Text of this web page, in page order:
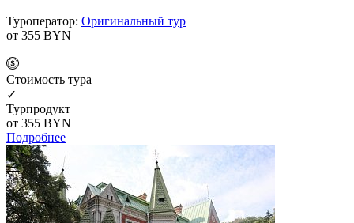
Туроператор: Оригинальный тур
от 355 BYN
Cтоимость тура
✓
Турпродукт
от 355 BYN
Подробнее